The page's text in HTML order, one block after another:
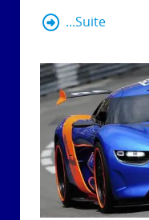
...Suite